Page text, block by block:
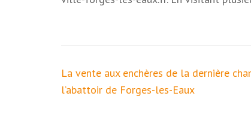
Navigation
de
La vente aux enchères de la dernière
l’abattoir de Forges-les-Eaux